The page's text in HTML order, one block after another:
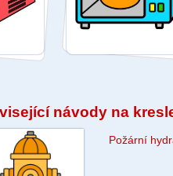
návody na
Požární